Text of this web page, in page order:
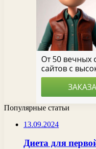
Популярные статьи
13.09.2024
Диета для